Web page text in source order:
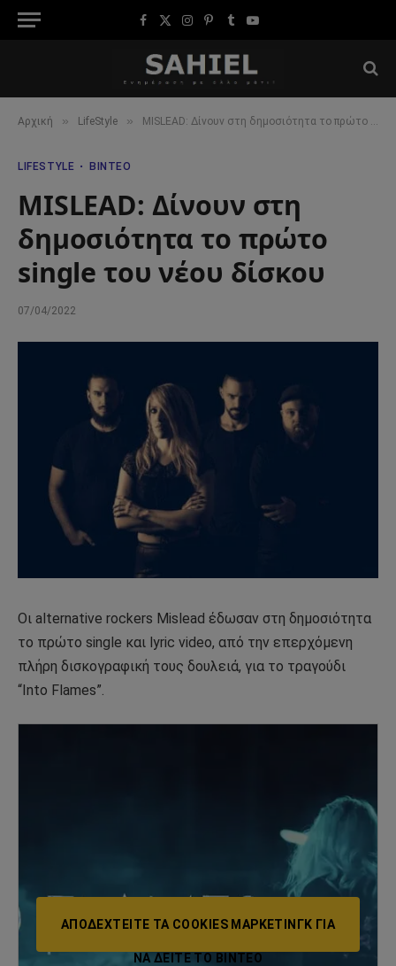
Facebook
X
Instagram
Pinterest
TumblrYouTube
Αρχική » LifeStyle » MISLEAD: Δίνουν στη δημοσιότητα το πρώτο single του νέου δίσκου
LIFESTYLE ΒΊΝΤΕΟ
MISLEAD: Δίνουν στη
δημοσιότητα το πρώτο
single του νέου δίσκου
07/04/2022
Οι alternative rockers Mislead έδωσαν στη δημοσιότητα
το πρώτο single και lyric video, από την επερχόμενη
πλήρη δισκογραφική τους δουλειά, για το τραγούδι
“Into Flames”.
ΑΠΟΔΕΧΤΕΊΤΕ ΤΑ COOKIES ΜΆΡΚΕΤΙΝΓΚ ΓΙΑ
ΝΑ ΔΕΊΤΕ ΤΟ ΒΙΝΤΕΟ